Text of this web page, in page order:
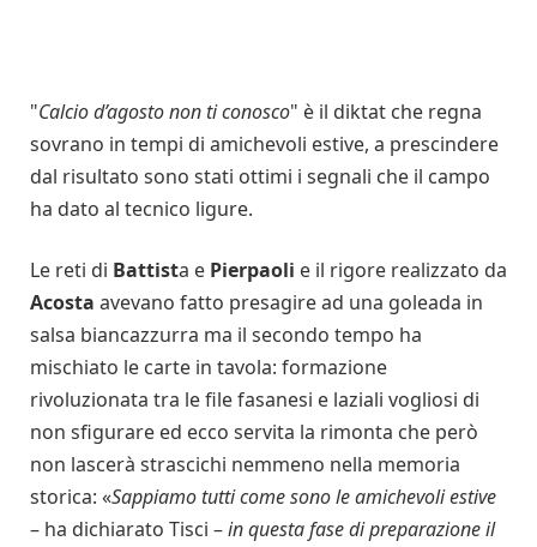
"Calcio d’agosto non ti conosco" è il diktat che regna
sovrano in tempi di amichevoli estive, a prescindere
dal risultato sono stati ottimi i segnali che il campo
ha dato al tecnico ligure.
Le reti di Battista e Pierpaoli e il rigore realizzato da
Acosta avevano fatto presagire ad una goleada in
salsa biancazzurra ma il secondo tempo ha
mischiato le carte in tavola: formazione
rivoluzionata tra le file fasanesi e laziali vogliosi di
non sfigurare ed ecco servita la rimonta che però
non lascerà strascichi nemmeno nella memoria
storica: «Sappiamo tutti come sono le amichevoli estive
– ha dichiarato Tisci –in questa fase di preparazione il